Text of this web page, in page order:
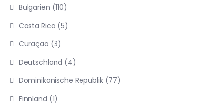
Bulgarien (110)
Costa Rica (5)
Curaçao (3)
Deutschland (4)
Dominikanische Republik (77)
Finnland (1)